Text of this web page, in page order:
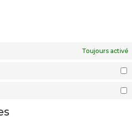
Toujours activé